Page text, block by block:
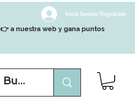
Inicia Sesión/Regístrate
👉 a nuestra web y gana puntos